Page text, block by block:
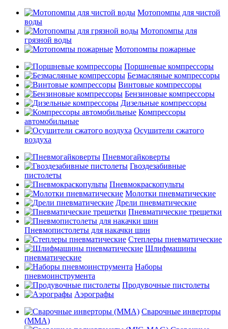
Мотопомпы для чистой
воды
Мотопомпы для
грязной воды
Мотопомпы пожарные
Поршневые компрессоры
Безмасляные компрессоры
Винтовые компрессоры
Бензиновые компрессоры
Дизельные компрессоры
Компрессоры
автомобильные
Осушители сжатого
воздуха
Пневмогайковерты
Гвоздезабивные
пистолеты
Пневмокраскопульты
Молотки пневматические
Дрели пневматические
Пневматические трещетки
Пневмопистолеты для накачки шин
Степлеры пневматические
Шлифмашины
пневматические
Наборы
пневмоинструмента
Продувочные пистолеты
Аэрографы
Сварочные инверторы
(MMA)